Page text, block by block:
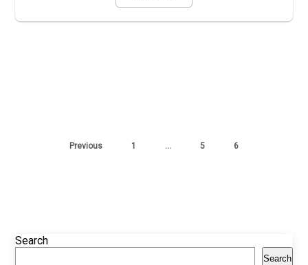
Previous 1 … 5 6
Search
Search